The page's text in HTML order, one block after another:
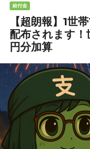
給付金
【超朗報】1世
配布されます
円分加算